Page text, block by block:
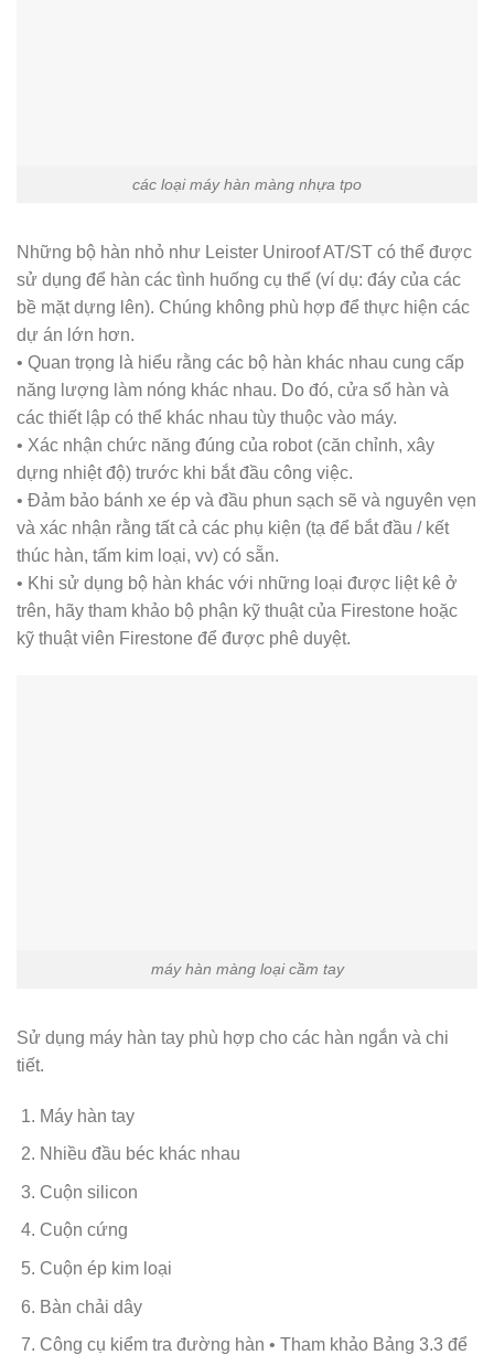
các loại máy hàn màng nhựa tpo
Những bộ hàn nhỏ như Leister Uniroof AT/ST có thể được
sử dụng để hàn các tình huống cụ thể (ví dụ: đáy của các
bề mặt dựng lên). Chúng không phù hợp để thực hiện các
dự án lớn hơn.
• Quan trọng là hiểu rằng các bộ hàn khác nhau cung cấp
năng lượng làm nóng khác nhau. Do đó, cửa sổ hàn và
các thiết lập có thể khác nhau tùy thuộc vào máy.
• Xác nhận chức năng đúng của robot (căn chỉnh, xây
dựng nhiệt độ) trước khi bắt đầu công việc.
• Đảm bảo bánh xe ép và đầu phun sạch sẽ và nguyên vẹn
và xác nhận rằng tất cả các phụ kiện (tạ để bắt đầu / kết
thúc hàn, tấm kim loại, vv) có sẵn.
• Khi sử dụng bộ hàn khác với những loại được liệt kê ở
trên, hãy tham khảo bộ phận kỹ thuật của Firestone hoặc
kỹ thuật viên Firestone để được phê duyệt.
máy hàn màng loại cầm tay
Sử dụng máy hàn tay phù hợp cho các hàn ngắn và chi
tiết.
Máy hàn tay
Nhiều đầu béc khác nhau
Cuộn silicon
Cuộn cứng
Cuộn ép kim loại
Bàn chải dây
Công cụ kiểm tra đường hàn • Tham khảo Bảng 3.3 để